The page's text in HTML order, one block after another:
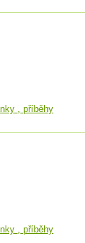
, příběhy
, příběhy